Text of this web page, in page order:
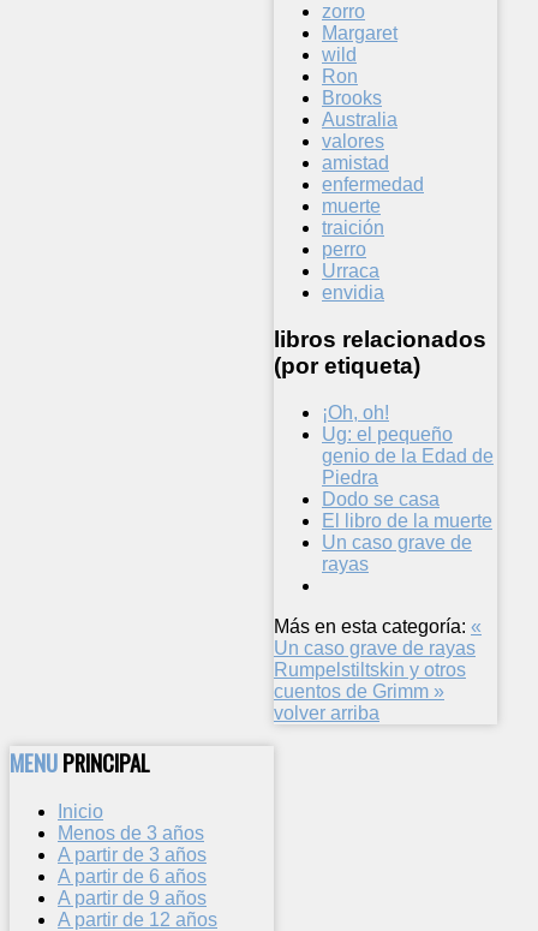
zorro
Margaret
wild
Ron
Brooks
Australia
valores
amistad
enfermedad
muerte
traición
perro
Urraca
envidia
libros relacionados
(por etiqueta)
¡Oh, oh!
Ug: el pequeño
genio de la Edad de
Piedra
Dodo se casa
El libro de la muerte
Un caso grave de
rayas
Más en esta categoría: «
Un caso grave de rayas
Rumpelstiltskin y otros
cuentos de Grimm »
volver arriba
MENUPRINCIPAL
Inicio
Menos de 3 años
A partir de 3 años
A partir de 6 años
A partir de 9 años
A partir de 12 años